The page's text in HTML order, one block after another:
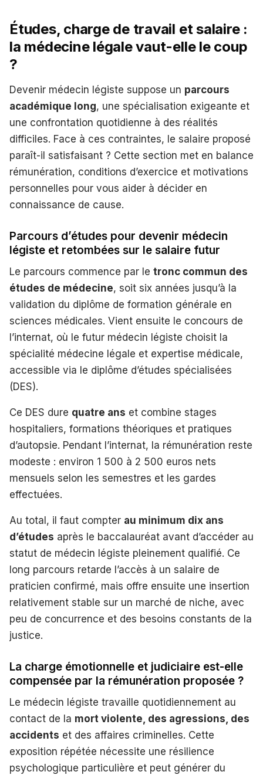
Études, charge de travail et salaire :
la médecine légale vaut-elle le coup
?
Devenir médecin légiste suppose un parcours
académique long, une spécialisation exigeante et
une confrontation quotidienne à des réalités
difficiles. Face à ces contraintes, le salaire proposé
paraît-il satisfaisant ? Cette section met en balance
rémunération, conditions d’exercice et motivations
personnelles pour vous aider à décider en
connaissance de cause.
Parcours d’études pour devenir médecin
légiste et retombées sur le salaire futur
Le parcours commence par le tronc commun des
études de médecine, soit six années jusqu’à la
validation du diplôme de formation générale en
sciences médicales. Vient ensuite le concours de
l’internat, où le futur médecin légiste choisit la
spécialité médecine légale et expertise médicale,
accessible via le diplôme d’études spécialisées
(DES).
Ce DES dure quatre ans et combine stages
hospitaliers, formations théoriques et pratiques
d’autopsie. Pendant l’internat, la rémunération reste
modeste : environ 1 500 à 2 500 euros nets
mensuels selon les semestres et les gardes
effectuées.
Au total, il faut compter au minimum dix ans
d’études après le baccalauréat avant d’accéder au
statut de médecin légiste pleinement qualifié. Ce
long parcours retarde l’accès à un salaire de
praticien confirmé, mais offre ensuite une insertion
relativement stable sur un marché de niche, avec
peu de concurrence et des besoins constants de la
justice.
La charge émotionnelle et judiciaire est-elle
compensée par la rémunération proposée ?
Le médecin légiste travaille quotidiennement au
contact de la mort violente, des agressions, des
accidents et des affaires criminelles. Cette
exposition répétée nécessite une résilience
psychologique particulière et peut générer du